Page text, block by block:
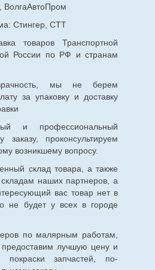
ВолгаАвтоПром
Стингер, СТТ
товаров Транспортной
России по РФ и странам
мы не берем
за упаковку и доставку
и профессиональный
проконсультируем
возникшему вопросу.
склад товара, а также
наших партнеров, а
вас товар нет в
не будет у всех в городе
по малярным работам,
предоставим лучшую цену и
покраски запчастей, по-